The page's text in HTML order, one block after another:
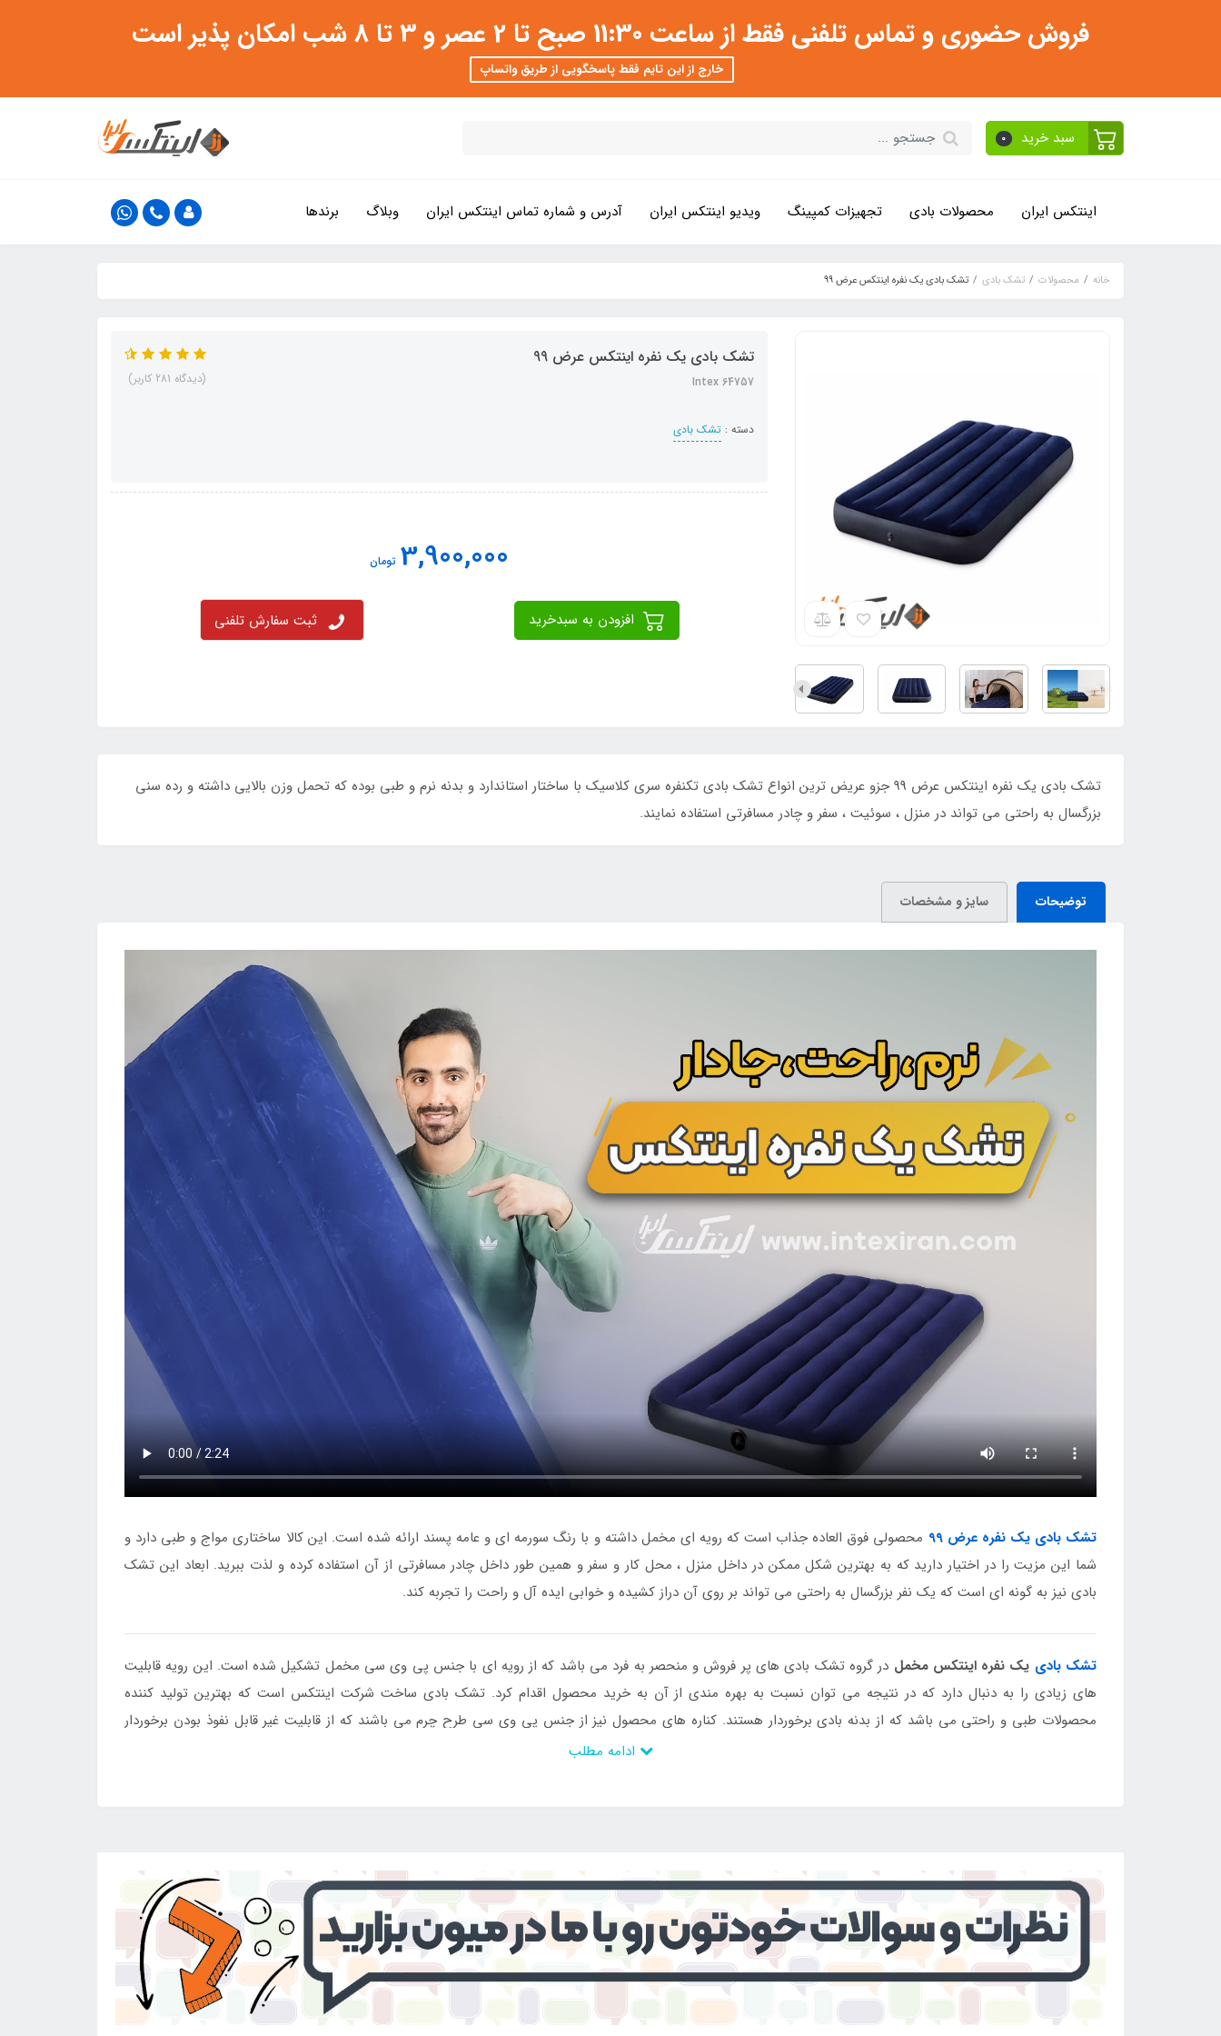
فروش حضوری و تماس تلفنی فقط از ساعت 11:30 صبح تا 2 عصر و 3 تا 8 شب امکان پذیر است
خارج از این تایم فقط پاسخگویی از طریق واتساپ
سبد خرید 0
اینتکس ایران محصولات بادی تجهیزات کمپینگ ویدیو اینتکس ایران آدرس و شماره تماس اینتکس ایران وبلاگ برندها
خانه محصولات تشک بادی تشک بادی یک نفره اینتکس عرض 99
تشک بادی یک نفره اینتکس عرض 99
Intex 64757
دسته : تشک بادی
(دیدگاه 281 کاربر)
3,900,000 تومان
ثبت سفارش تلفنی
تشک بادی یک نفره اینتکس عرض 99 جزو عریض ترین انواع تشک بادی تکنفره سری کلاسیک با ساختار استاندارد و بدنه نرم و طبی بوده که تحمل وزن بالایی داشته و رده سنی
بزرگسال به راحتی می تواند در منزل ، سوئیت ، سفر و چادر مسافرتی استفاده نمایند.
توضیحات سایز و مشخصات
تشک بادی یک نفره عرض 99
محصولی فوق العاده جذاب است که رویه ای مخمل داشته و با رنگ سورمه ای و عامه پسند ارائه شده است. این کالا ساختاری مواج و طبی دارد و
شما این مزیت را در اختیار دارید که به بهترین شکل ممکن در داخل منزل ، محل کار و سفر و همین طور داخل چادر مسافرتی از آن استفاده کرده و لذت ببرید. ابعاد این تشک
بادی نیز به گونه ای است که یک نفر بزرگسال به راحتی می تواند بر روی آن دراز کشیده و خوابی ایده آل و راحت را تجربه کند.
تشک بادی یک نفره اینتکس مخمل در گروه تشک بادی های پر فروش و منحصر به فرد می باشد که از رویه ای با جنس پی وی سی مخمل تشکیل شده است. این رویه قابلیت
های زیادی را به دنبال دارد که در نتیجه می توان نسبت به بهره مندی از آن به خرید محصول اقدام کرد. تشک بادی ساخت شرکت اینتکس است که بهترین تولید کننده
محصولات طبی و راحتی می باشد که از بدنه بادی برخوردار هستند. کناره های محصول نیز از جنس پی وی سی طرح چرم می باشند که از قابلیت غیر قابل نفوذ بودن برخوردار
است. تشک بادی مد نظر را می توان در محیط خارج از منزل نیز مورد استفاده قرار داد چرا که بدنه دارای ضخامت زیاد است و سازگاری بالایی از خود نشان می دهد.